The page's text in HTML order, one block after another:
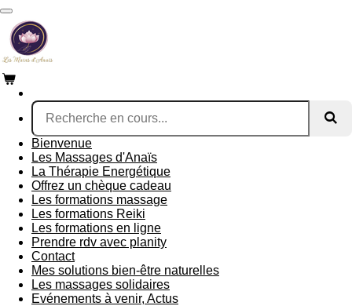
Passer
au
contenu
principal
Bienvenue
Les Massages d'Anaïs
La Thérapie Energétique
Offrez un chèque cadeau
Les formations massage
Les formations Reiki
Les formations en ligne
Prendre rdv avec planity
Contact
Mes solutions bien-être naturelles
Les massages solidaires
Evénements à venir, Actus